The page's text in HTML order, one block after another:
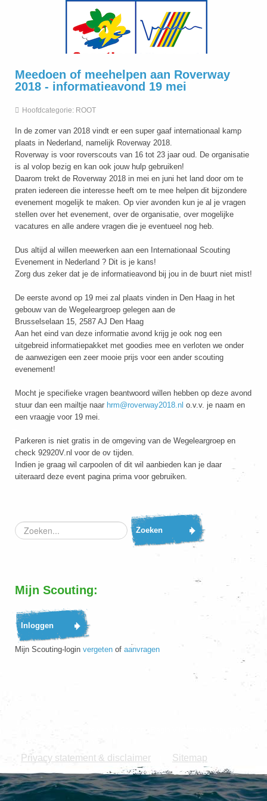
Meedoen of meehelpen aan Roverway
2018 - informatieavond 19 mei
Hoofdcategorie: ROOT
In de zomer van 2018 vindt er een super gaaf internationaal kamp
plaats in Nederland, namelijk Roverway 2018.
Roverway is voor roverscouts van 16 tot 23 jaar oud. De organisatie
is al volop bezig en kan ook jouw hulp gebruiken!
Daarom trekt de Roverway 2018 in mei en juni het land door om te
praten iedereen die interesse heeft om te mee helpen dit bijzondere
evenement mogelijk te maken. Op vier avonden kun je al je vragen
stellen over het evenement, over de organisatie, over mogelijke
vacatures en alle andere vragen die je eventueel nog heb.
Dus altijd al willen meewerken aan een Internationaal Scouting
Evenement in Nederland ? Dit is je kans!
Zorg dus zeker dat je de informatieavond bij jou in de buurt niet mist!
De eerste avond op 19 mei zal plaats vinden in Den Haag in het
gebouw van de Wegeleargroep gelegen aan de
Brusselselaan 15, 2587 AJ Den Haag
Aan het eind van deze informatie avond krijg je ook nog een
uitgebreid informatiepakket met goodies mee en verloten we onder
de aanwezigen een zeer mooie prijs voor een ander scouting
evenement!
Mocht je specifieke vragen beantwoord willen hebben op deze avond
stuur dan een mailtje naar hrm@roverway2018.nl o.v.v. je naam en
een vraagje voor 19 mei.
Parkeren is niet gratis in de omgeving van de Wegeleargroep en
check 92920V.nl voor de ov tijden.
Indien je graag wil carpoolen of dit wil aanbieden kan je daar
uiteraard deze event pagina prima voor gebruiken.
Zoeken
Mijn Scouting:
Mijn Scouting-login vergeten of aanvragen
Privacy statement & disclaimer Sitemap